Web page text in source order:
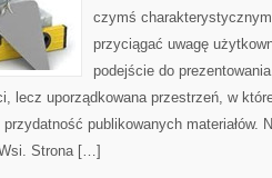
czymś
przyciągać uwagę
podejście do
lecz uporządkowana przestrzeń, w
publikowanych materiałów.
Strona […]